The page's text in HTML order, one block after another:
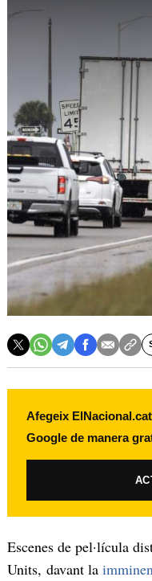
Afegeix
Google de manera
Escenes de pel·lícula
Units, davant la